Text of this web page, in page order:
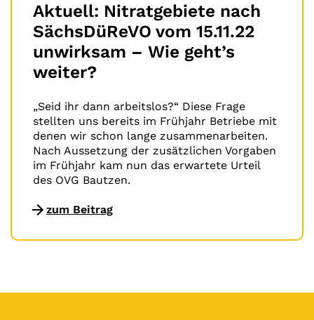
Aktuell: Nitratgebiete nach
SächsDüReVO vom 15.11.22
unwirksam – Wie geht’s
weiter?
„Seid ihr dann arbeitslos?“ Diese Frage
stellten uns bereits im Frühjahr Betriebe mit
denen wir schon lange zusammenarbeiten.
Nach Aussetzung der zusätzlichen Vorgaben
im Frühjahr kam nun das erwartete Urteil
des OVG Bautzen.
zum Beitrag